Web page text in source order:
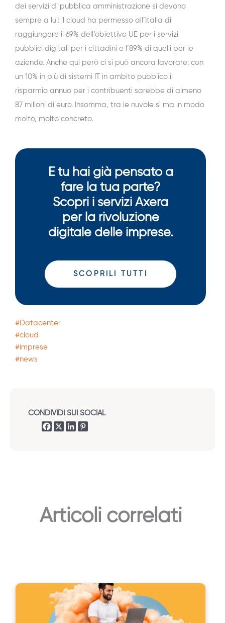
dei servizi di pubblica amministrazione si devono
sempre a lui: il cloud ha permesso all’Italia di
raggiungere il 69% dell’obiettivo UE per i servizi
pubblici digitali per i cittadini e l’89% di quelli per le
aziende. Anche qui però ci si può ancora lavorare: con
un 10% in più di sistemi IT in ambito pubblico il
risparmio annuo per i contribuenti sarebbe di almeno
87 milioni di euro. Insomma, tra le nuvole sì ma in modo
molto, molto concreto.
E tu hai già pensato a
fare la tua parte?
Scopri i servizi Axera
per la rivoluzione
digitale delle imprese.
SCOPRILI TUTTI
#Datacenter
#cloud
#imprese
#news
CONDIVIDI SUI SOCIAL
Articoli correlati